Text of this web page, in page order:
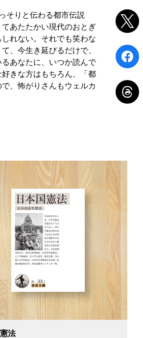
そりと伝わる都市伝説
あたたかい現代のおとぎ
れない。それでも笑わな
、今生き延びるだけで、
あなたに、いつか読んで
きな方はもちろん、「都
、怖がりさんもウェルカ
法